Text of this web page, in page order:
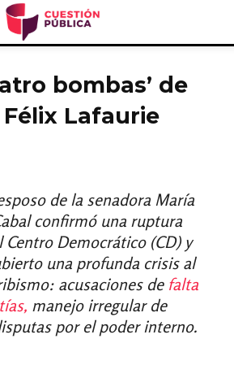
bombas’ de
Félix Lafaurie
de la senadora María
confirmó una ruptura
Democrático (CD) y
una profunda crisis al
acusaciones defalta
manejo irregular de
por el poder interno.